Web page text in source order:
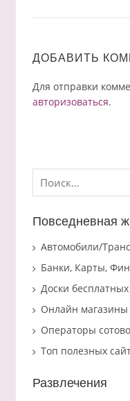
ДОБАВИТЬ
Для отправки
авторизоваться.
Найти:
Повседневная
Автомобили/
Банки, Карты,
Доски
Онлайн магазины
Операторы
Топ полезных
Развлечения